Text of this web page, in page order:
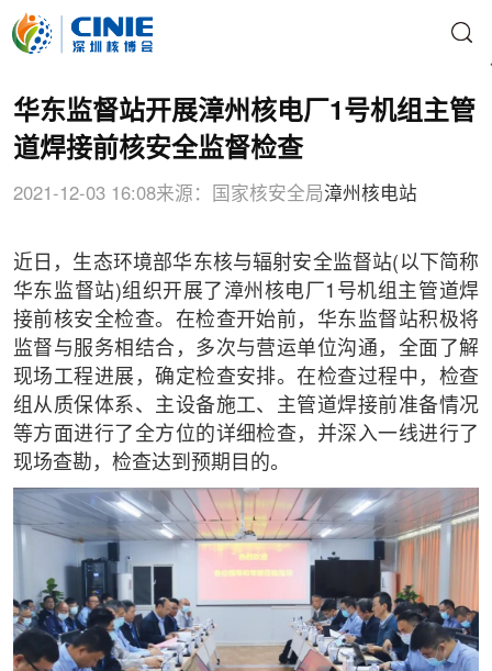
华东监督站开展漳州核电厂1号机组主管
道焊接前核安全监督检查
2021-12-03 16:08来源：国家核安全局漳州核电站
近日，生态环境部华东核与辐射安全监督站(以下简称
华东监督站)组织开展了漳州核电厂1号机组主管道焊
接前核安全检查。在检查开始前，华东监督站积极将
监督与服务相结合，多次与营运单位沟通，全面了解
现场工程进展，确定检查安排。在检查过程中，检查
组从质保体系、主设备施工、主管道焊接前准备情况
等方面进行了全方位的详细检查，并深入一线进行了
现场查勘，检查达到预期目的。